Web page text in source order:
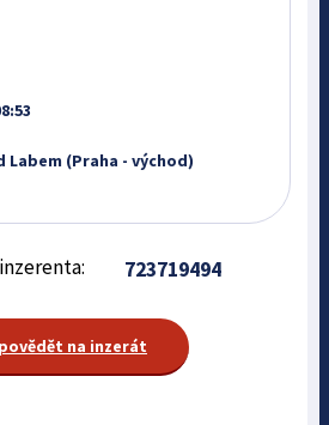
Labem (Praha - východ)
723719494
na inzerát